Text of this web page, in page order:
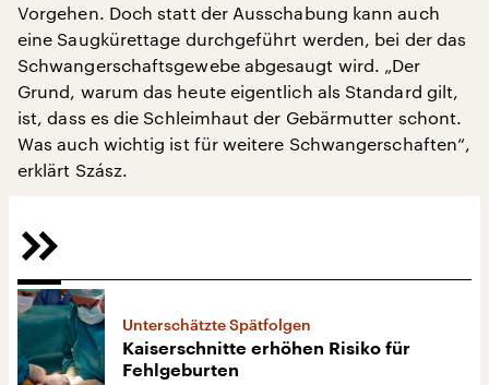
Vorgehen. Doch statt der Ausschabung kann auch
eine Saugkürettage durchgeführt werden, bei der das
Schwangerschaftsgewebe abgesaugt wird. „Der
Grund, warum das heute eigentlich als Standard gilt,
ist, dass es die Schleimhaut der Gebärmutter schont.
Was auch wichtig ist für weitere Schwangerschaften“,
erklärt Szász.
Unterschätzte Spätfolgen
Kaiserschnitte erhöhen Risiko für
Fehlgeburten